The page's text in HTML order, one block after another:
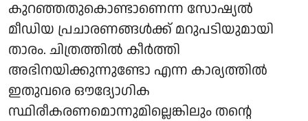
കുറഞ്ഞതുകൊണ്ടാണെന്ന സോഷ്യല്‍
മീഡിയ പ്രചാരണങ്ങള്‍ക്ക് മറുപടിയുമായി
താരം. ചിത്രത്തില്‍ കീര്‍ത്തി
അഭിനയിക്കുന്നുണ്ടോ എന്ന കാര്യത്തില്‍
ഇതുവരെ ഔദ്യോഗിക
സ്ഥിരീകരണമൊന്നുമില്ലെങ്കിലും തന്റെ